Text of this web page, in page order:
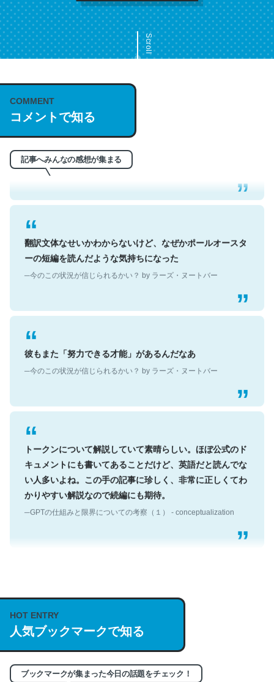
Scroll
COMMENT
コメントで知る
記事へみんなの感想が集まる
これは名文。彼はとてもクレバーなんだろうなと凄く思
─今のこの状況が信じられるかい？ by ラーズ・ヌートバー
翻訳文体なせいかわからないけど、なぜかポールオースタ
ーの短編を読んだような気持ちになった
─今のこの状況が信じられるかい？ by ラーズ・ヌートバー
彼もまた「努力できる才能」があるんだなあ
─今のこの状況が信じられるかい？ by ラーズ・ヌートバー
トークンについて解説していて素晴らしい。ほぼ公式のド
キュメントにも書いてあることだけど、英語だと読んでな
い人多いよね。この手の記事に珍しく、非常に正しくてわ
かりやすい解説なので続編にも期待。
─GPTの仕組みと限界についての考察（１） - conceptualization
説してる記事が少ないので貴重な良記事。/続編来た
https://isobe324649.hatenablog.com/entry/2023/03/27
/064121
─GPTの仕組みと限界についての考察（１） - conceptualization
HOT ENTRY
人気ブックマークで知る
ブックマークが集まった今日の話題をチェック！